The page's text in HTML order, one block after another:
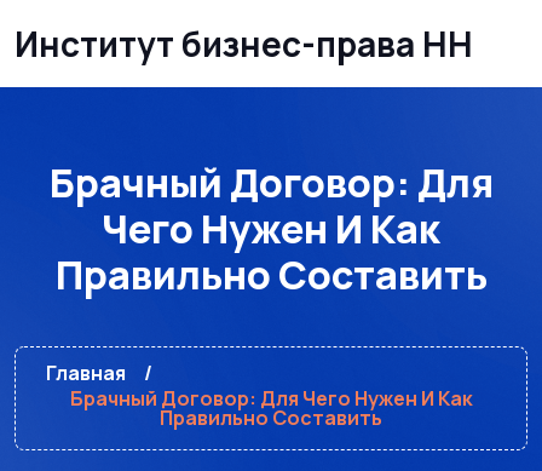
Институт бизнес-права НН
Брачный Договор: Для
Чего Нужен И Как
Правильно Составить
Главная
Брачный Договор: Для Чего Нужен И Как
Правильно Составить